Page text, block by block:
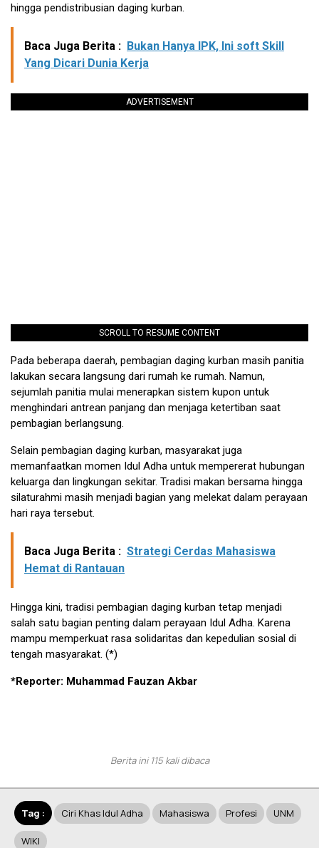
hingga pendistribusian daging kurban.
Baca Juga Berita : Bukan Hanya IPK, Ini soft Skill
Yang Dicari Dunia Kerja
ADVERTISEMENT
SCROLL TO RESUME CONTENT
Pada beberapa daerah, pembagian daging kurban masih panitia
lakukan secara langsung dari rumah ke rumah. Namun,
sejumlah panitia mulai menerapkan sistem kupon untuk
menghindari antrean panjang dan menjaga ketertiban saat
pembagian berlangsung.
Selain pembagian daging kurban, masyarakat juga
memanfaatkan momen Idul Adha untuk mempererat hubungan
keluarga dan lingkungan sekitar. Tradisi makan bersama hingga
silaturahmi masih menjadi bagian yang melekat dalam perayaan
hari raya tersebut.
Baca Juga Berita : Strategi Cerdas Mahasiswa
Hemat di Rantauan
Hingga kini, tradisi pembagian daging kurban tetap menjadi
salah satu bagian penting dalam perayaan Idul Adha. Karena
mampu memperkuat rasa solidaritas dan kepedulian sosial di
tengah masyarakat. (*)
*Reporter: Muhammad Fauzan Akbar
Berita ini 115 kali dibaca
Tag : Ciri Khas Idul Adha Mahasiswa Profesi UNM
WIKI